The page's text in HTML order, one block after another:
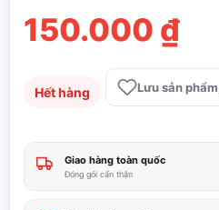
150.000 ₫
Hết hàng Lưu sản
Giao hàng toàn quốc
Đóng gói cẩn thận